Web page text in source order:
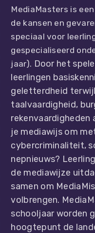
MediaMasters is
de kansen en
speciaal voor
gespecialiseerd
jaar). Door het
leerlingen
geletterdheid
taalvaardigheid,
rekenvaardigheden
je mediawijs om
cybercriminaliteit,
nepnieuws?
de mediawijze
samen om
volbrengen.
schooljaar worden
hoogtepunt de